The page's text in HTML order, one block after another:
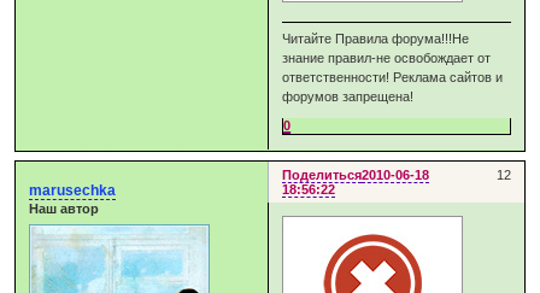
Читайте Правила форума!!!Не
знание правил-не освобождает от
ответственности! Реклама сайтов и
форумов запрещена!
0
Поделиться 12
2010-06-18
18:56:22
marusechka
Наш автор